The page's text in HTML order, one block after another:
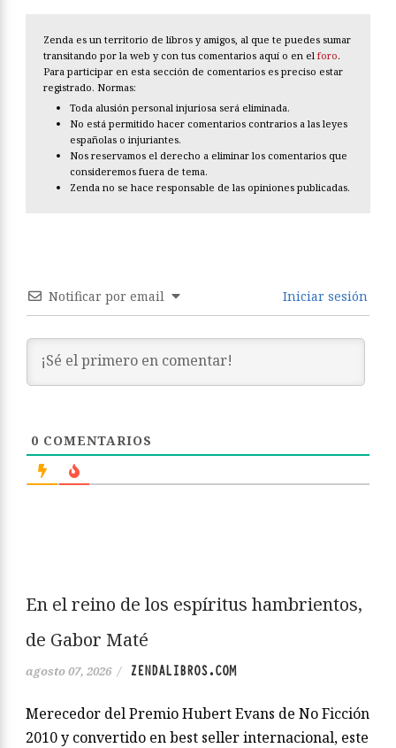
Zenda es un territorio de libros y amigos, al que te puedes sumar
transitando por la web y con tus comentarios aquí o en el foro.
Para participar en esta sección de comentarios es preciso estar
registrado. Normas:
Toda alusión personal injuriosa será eliminada.
No está permitido hacer comentarios contrarios a las leyes
españolas o injuriantes.
Nos reservamos el derecho a eliminar los comentarios que
consideremos fuera de tema.
Zenda no se hace responsable de las opiniones publicadas.
Notificar por email Iniciar sesión
0 COMENTARIOS
En el reino de los espíritus hambrientos,
de Gabor Maté
agosto 07, 2026 / ZENDALIBROS.COM
Merecedor del Premio Hubert Evans de No Ficción
2010 y convertido en best seller internacional, este